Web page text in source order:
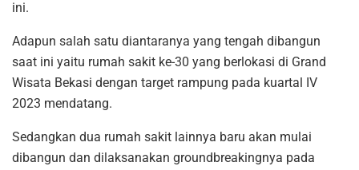
ini.
Adapun salah satu diantaranya yang tengah dibangun
saat ini yaitu rumah sakit ke-30 yang berlokasi di Grand
Wisata Bekasi dengan target rampung pada kuartal IV
2023 mendatang.
Sedangkan dua rumah sakit lainnya baru akan mulai
dibangun dan dilaksanakan groundbreakingnya pada